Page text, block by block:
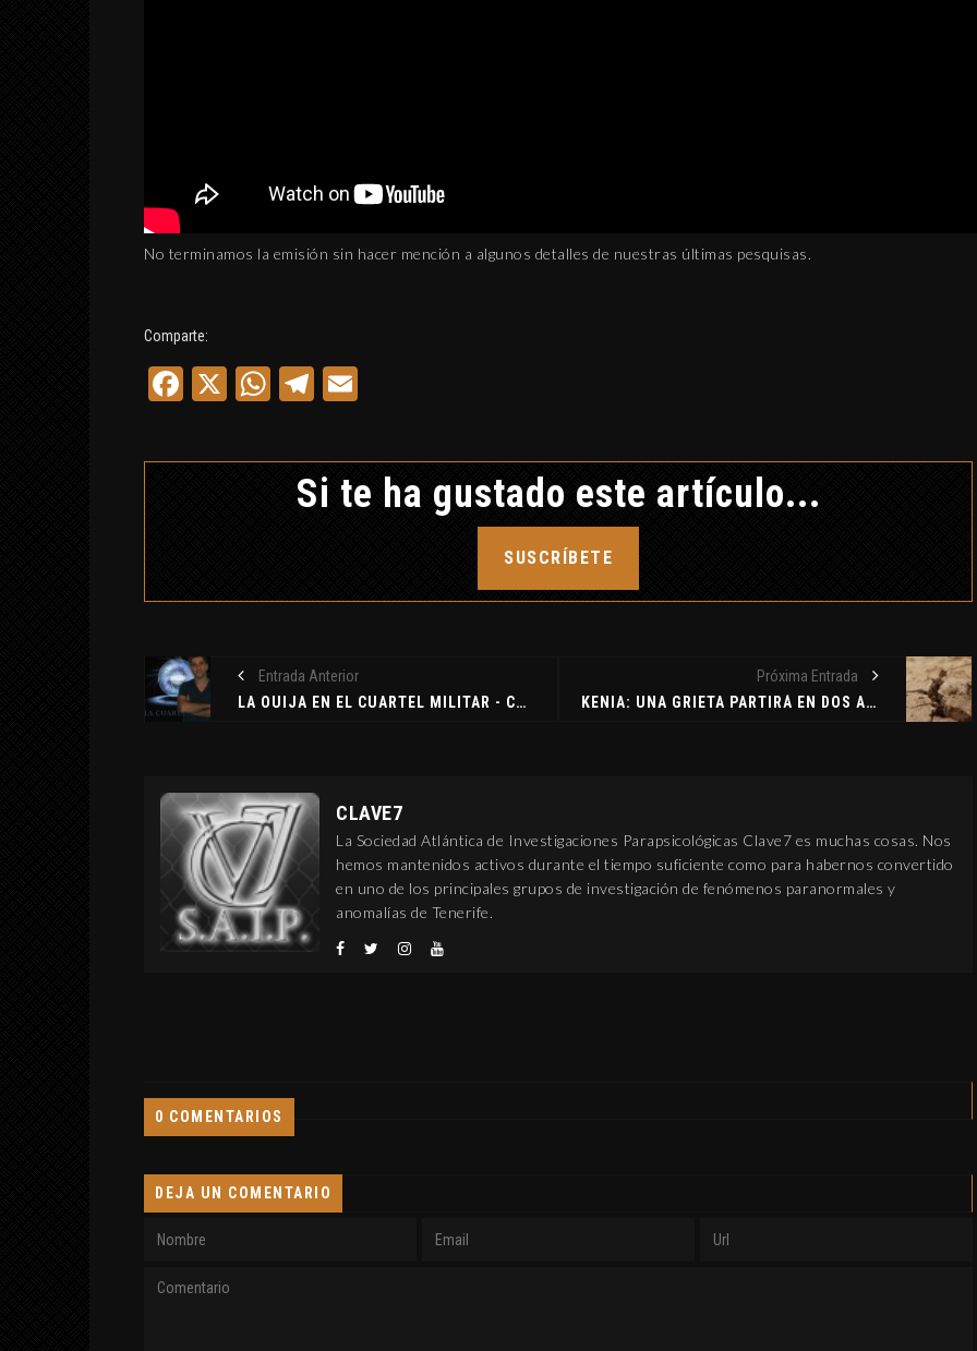
No terminamos la emisión sin hacer mención a algunos detalles de nuestras últimas pesquisas.
Comparte:
Facebook
X WhatsApp
Telegram
Si te ha gustado este artículo...
SUSCRÍBETE
Entrada Anterior
LA OUIJA EN EL CUARTEL MILITAR - CHARLES MANSON - NIGROMANCIA - PROFECÍA 18-04-2018
Próxima Entrada
KENIA: UNA GRIETA PARTIRÁ EN DOS A ÁFRICA
CLAVE7
La Sociedad Atlántica de Investigaciones Parapsicológicas Clave7 es muchas cosas. Nos
hemos mantenidos activos durante el tiempo suficiente como para habernos convertido
en uno de los principales grupos de investigación de fenómenos paranormales y
anomalías de Tenerife.
0 COMENTARIOS
DEJA UN COMENTARIO